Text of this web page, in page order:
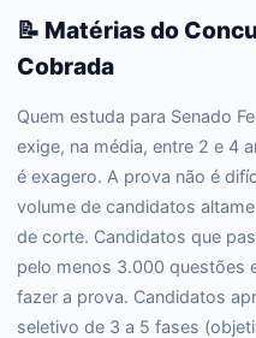
📝 Matérias do
Cobrada
Quem estuda para Senado
exige, na média, entre 2 e 4
é exagero. A prova não é
volume de candidatos
de corte. Candidatos que
pelo menos 3.000 questões
fazer a prova. Candidatos
seletivo de 3 a 5 fases